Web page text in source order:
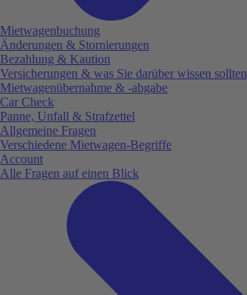
Mietwagenbuchung
Änderungen & Stornierungen
Bezahlung & Kaution
Versicherungen & was Sie darüber wissen sollten
Mietwagenübernahme & -abgabe
Car Check
Panne, Unfall & Strafzettel
Allgemeine Fragen
Verschiedene Mietwagen-Begriffe
Account
Alle Fragen auf einen Blick